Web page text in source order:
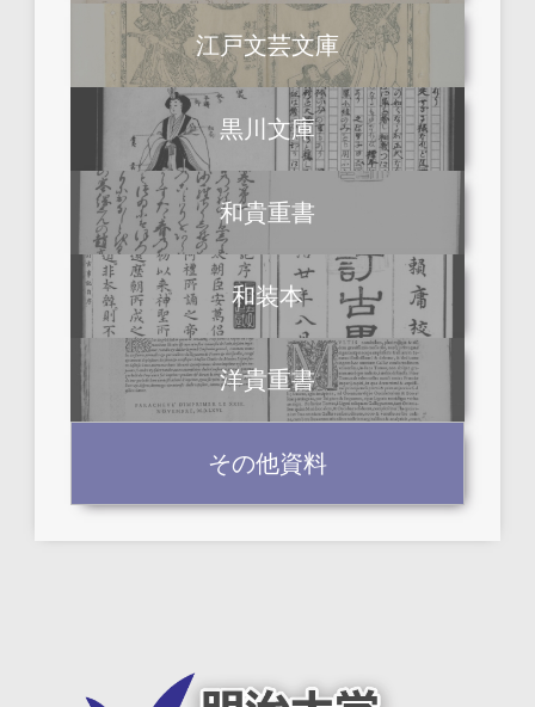
江戸文芸文庫
黒川文庫
和貴重書
和装本
洋貴重書
その他資料